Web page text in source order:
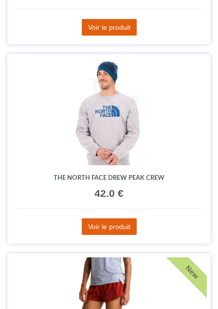
Voir le produit
THE NORTH FACE DREW PEAK CREW
42.0 €
Voir le produit
New